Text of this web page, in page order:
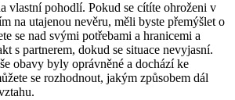
vlastní pohodlí. Pokud se cítíte ohroženi v
na utajenou nevěru, měli byste přemýšlet o
se nad svými potřebami a hranicemi a
s partnerem, dokud se situace nevyjasní.
obavy byly oprávněné a dochází ke
se rozhodnout, jakým způsobem dál